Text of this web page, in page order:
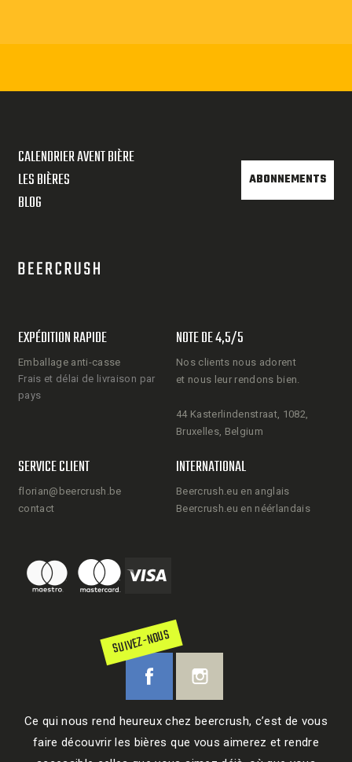
CALENDRIER AVENT BIÈRE
LES BIÈRES
BLOG
ABONNEMENTS
EXPÉDITION RAPIDE
Emballage anti-casse
Frais et délai de livraison par
pays
NOTE DE 4,5/5
Nos clients nous adorent
et nous leur rendons bien.
44 Kasterlindenstraat, 1082,
Bruxelles, Belgium
SERVICE CLIENT
florian@beercrush.be
contact
INTERNATIONAL
Beercrush.eu en anglais
Beercrush.eu en néérlandais
SUIVEZ-NOUS
Ce qui nous rend heureux chez beercrush, c’est de vous
faire découvrir les bières que vous aimerez et rendre